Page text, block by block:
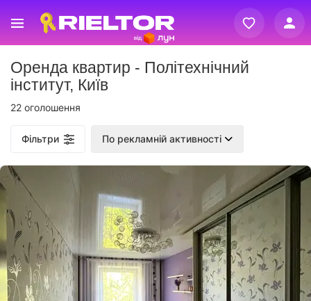
Реєстрація
Вхід
Оренда квартир - Політехнічний
інститут, Київ
22 оголошення
Фільтри По рекламній активності